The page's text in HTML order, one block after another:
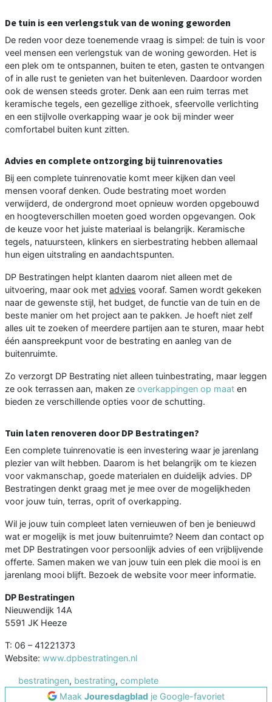
De tuin is een verlengstuk van de woning geworden
De reden voor deze toenemende vraag is simpel: de tuin is voor
veel mensen een verlengstuk van de woning geworden. Het is
een plek om te ontspannen, buiten te eten, gasten te ontvangen
of in alle rust te genieten van het buitenleven. Daardoor worden
ook de wensen steeds groter. Denk aan een ruim terras met
keramische tegels, een gezellige zithoek, sfeervolle verlichting
en een stijlvolle overkapping waar je ook bij minder weer
comfortabel buiten kunt zitten.
Advies en complete ontzorging bij tuinrenovaties
Bij een complete tuinrenovatie komt meer kijken dan veel
mensen vooraf denken. Oude bestrating moet worden
verwijderd, de ondergrond moet opnieuw worden opgebouwd
en hoogteverschillen moeten goed worden opgevangen. Ook
de keuze voor het juiste materiaal is belangrijk. Keramische
tegels, natuursteen, klinkers en sierbestrating hebben allemaal
hun eigen uitstraling en aandachtspunten.
DP Bestratingen helpt klanten daarom niet alleen met de
uitvoering, maar ook met advies vooraf. Samen wordt gekeken
naar de gewenste stijl, het budget, de functie van de tuin en de
beste manier om het project aan te pakken. Je hoeft niet zelf
alles uit te zoeken of meerdere partijen aan te sturen, maar hebt
één aanspreekpunt voor de bestrating en aanleg van de
buitenruimte.
Zo verzorgt DP Bestrating niet alleen tuinbestrating, maar leggen
ze ook terrassen aan, maken ze overkappingen op maat en
bieden ze verschillende opties voor de schutting.
Tuin laten renoveren door DP Bestratingen?
Een complete tuinrenovatie is een investering waar je jarenlang
plezier van wilt hebben. Daarom is het belangrijk om te kiezen
voor vakmanschap, goede materialen en duidelijk advies. DP
Bestratingen denkt graag met je mee over de mogelijkheden
voor jouw tuin, terras, oprit of overkapping.
Wil je jouw tuin compleet laten vernieuwen of ben je benieuwd
wat er mogelijk is met jouw buitenruimte? Neem dan contact op
met DP Bestratingen voor persoonlijk advies of een vrijblijvende
offerte. Samen maken we van jouw tuin een plek die mooi is en
jarenlang mooi blijft. Bezoek de website voor meer informatie.
DP Bestratingen
Nieuwendijk 14A
5591 JK Heeze
T: 06 – 41221373
Website: www.dpbestratingen.nl
bestratingen, bestrating, complete
Maak Jouresdagblad je Google-favoriet